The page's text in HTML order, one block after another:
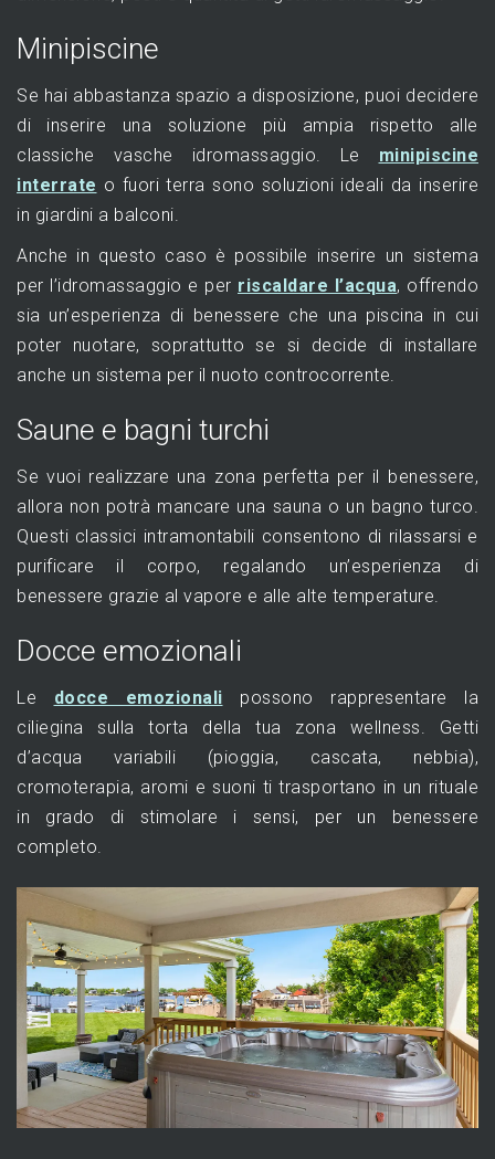
Minipiscine
Se hai abbastanza spazio a disposizione, puoi decidere
di inserire una soluzione più ampia rispetto alle
classiche vasche idromassaggio. Le minipiscine
interrate o fuori terra sono soluzioni ideali da inserire
in giardini a balconi.
Anche in questo caso è possibile inserire un sistema
per l’idromassaggio e per riscaldare l’acqua, offrendo
sia un’esperienza di benessere che una piscina in cui
poter nuotare, soprattutto se si decide di installare
anche un sistema per il nuoto controcorrente.
Saune e bagni turchi
Se vuoi realizzare una zona perfetta per il benessere,
allora non potrà mancare una sauna o un bagno turco.
Questi classici intramontabili consentono di rilassarsi e
purificare il corpo, regalando un’esperienza di
benessere grazie al vapore e alle alte temperature.
Docce emozionali
Le docce emozionali possono rappresentare la
ciliegina sulla torta della tua zona wellness. Getti
d’acqua variabili (pioggia, cascata, nebbia),
cromoterapia, aromi e suoni ti trasportano in un rituale
in grado di stimolare i sensi, per un benessere
completo.